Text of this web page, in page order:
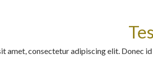
amet, consectetur adipiscing elit. Donec